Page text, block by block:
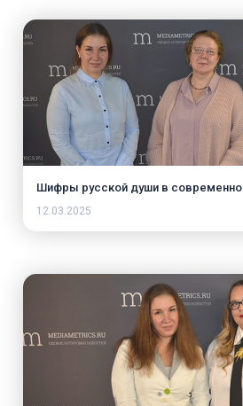
Шифры русской души в
12.03.2025